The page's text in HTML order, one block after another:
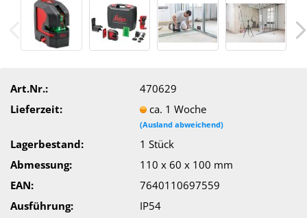
Art.Nr.:
470629
Lieferzeit:
ca. 1 Woche
(Ausland abweichend)
Lagerbestand: 1Stück
Abmessung:
110 x 60 x 100 mm
EAN:
7640110697559
Ausführung:
IP54